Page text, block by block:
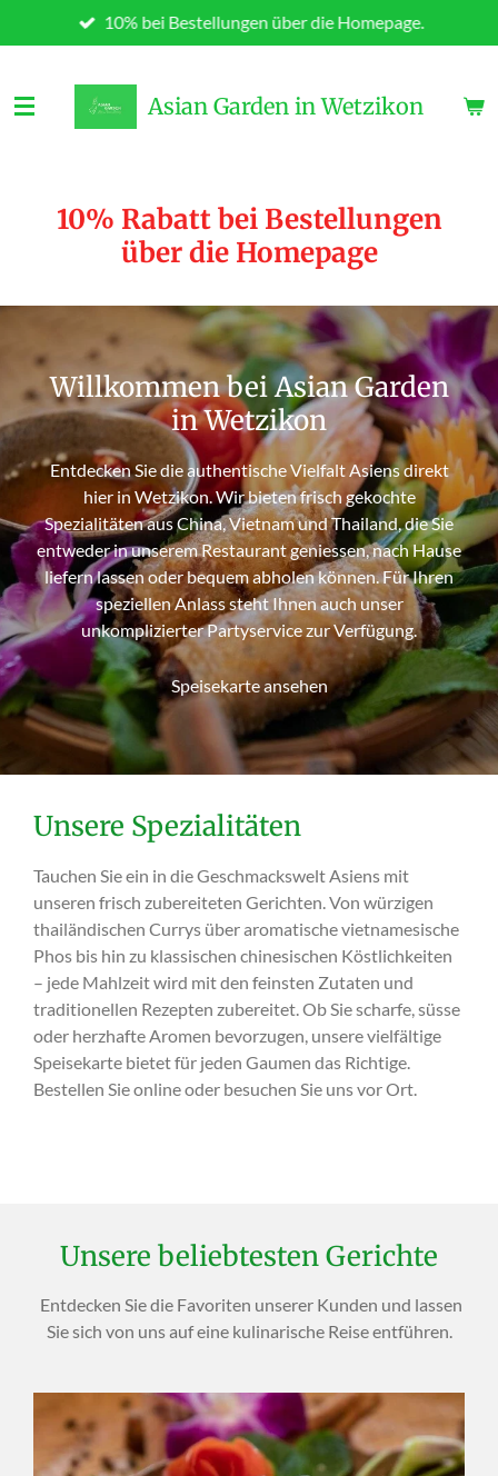
Hauptinhalt
10% bei Bestellungen über die Homepage.
Asian Garden in Wetzikon
10% Rabatt bei Bestellungen
über die Homepage
Willkommen bei Asian Garden
in Wetzikon
Entdecken Sie die authentische Vielfalt Asiens direkt
hier in Wetzikon. Wir bieten frisch gekochte
Spezialitäten aus China, Vietnam und Thailand, die Sie
entweder in unserem Restaurant geniessen, nach Hause
liefern lassen oder bequem abholen können. Für Ihren
speziellen Anlass steht Ihnen auch unser
unkomplizierter Partyservice zur Verfügung.
Speisekarte ansehen
Unsere Spezialitäten
Tauchen Sie ein in die Geschmackswelt Asiens mit
unseren frisch zubereiteten Gerichten. Von würzigen
thailändischen Currys über aromatische vietnamesische
Phos bis hin zu klassischen chinesischen Köstlichkeiten
– jede Mahlzeit wird mit den feinsten Zutaten und
traditionellen Rezepten zubereitet. Ob Sie scharfe, süsse
oder herzhafte Aromen bevorzugen, unsere vielfältige
Speisekarte bietet für jeden Gaumen das Richtige.
Bestellen Sie online oder besuchen Sie uns vor Ort.
Unsere beliebtesten Gerichte
Entdecken Sie die Favoriten unserer Kunden und lassen
Sie sich von uns auf eine kulinarische Reise entführen.